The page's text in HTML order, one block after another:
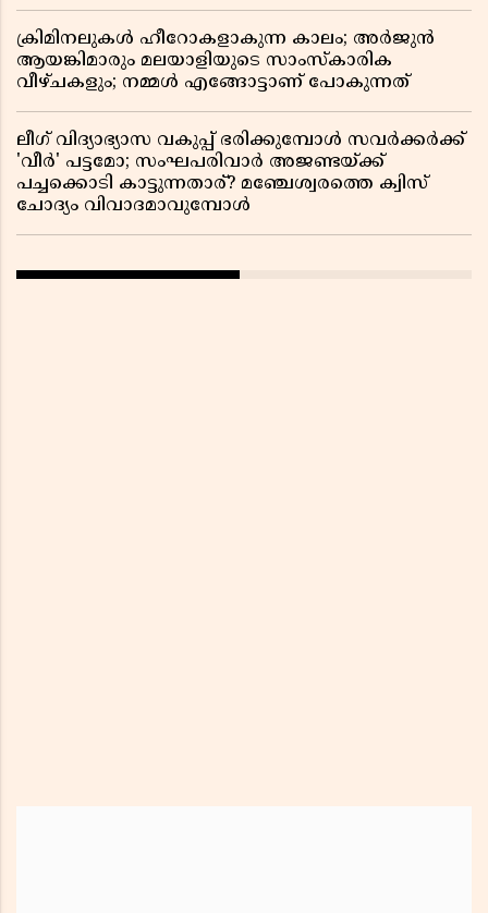
ക്രിമിനലുകൾ ഹീറോകളാകുന്ന കാലം; അർജുൻ
ആയങ്കിമാരും മലയാളിയുടെ സാംസ്കാരിക
വീഴ്ചകളും; നമ്മൾ എങ്ങോട്ടാണ് പോകുന്നത്
ലീഗ് വിദ്യാഭ്യാസ വകുപ്പ് ഭരിക്കുമ്പോൾ സവർക്കർക്ക്
'വീർ' പട്ടമോ; സംഘപരിവാർ അജണ്ടയ്ക്ക്
പച്ചക്കൊടി കാട്ടുന്നതാര്? മഞ്ചേശ്വരത്തെ ക്വിസ്
ചോദ്യം വിവാദമാവുമ്പോൾ